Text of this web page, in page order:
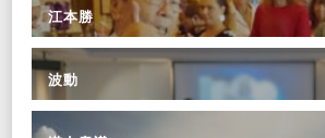
江本勝
波動